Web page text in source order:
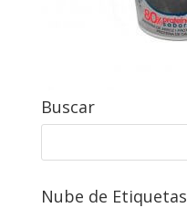
Buscar
Nube de Etiquetas